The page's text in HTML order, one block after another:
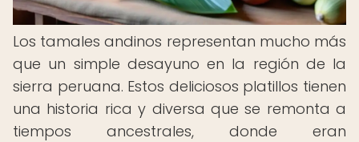
Los tamales andinos representan mucho más
que un simple desayuno en la región de la
sierra peruana. Estos deliciosos platillos tienen
una historia rica y diversa que se remonta a
tiempos ancestrales, donde eran